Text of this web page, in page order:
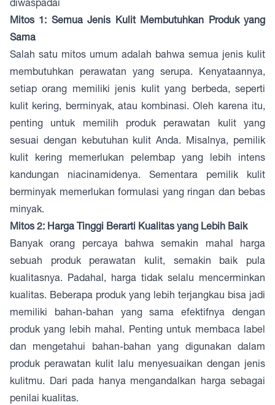
diwaspadai
Mitos 1: Semua Jenis Kulit Membutuhkan Produk yang
Sama
Salah satu mitos umum adalah bahwa semua jenis kulit
membutuhkan perawatan yang serupa. Kenyataannya,
setiap orang memiliki jenis kulit yang berbeda, seperti
kulit kering, berminyak, atau kombinasi. Oleh karena itu,
penting untuk memilih produk perawatan kulit yang
sesuai dengan kebutuhan kulit Anda. Misalnya, pemilik
kulit kering memerlukan pelembap yang lebih intens
kandungan niacinamidenya. Sementara pemilik kulit
berminyak memerlukan formulasi yang ringan dan bebas
minyak.
Mitos 2: Harga Tinggi Berarti Kualitas yang Lebih Baik
Banyak orang percaya bahwa semakin mahal harga
sebuah produk perawatan kulit, semakin baik pula
kualitasnya. Padahal, harga tidak selalu mencerminkan
kualitas. Beberapa produk yang lebih terjangkau bisa jadi
memiliki bahan-bahan yang sama efektifnya dengan
produk yang lebih mahal. Penting untuk membaca label
dan mengetahui bahan-bahan yang digunakan dalam
produk perawatan kulit lalu menyesuaikan dengan jenis
kulitmu. Dari pada hanya mengandalkan harga sebagai
penilai kualitas.